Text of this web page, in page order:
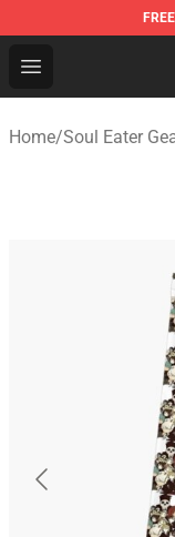
FREE
Open menu
Soul Eater
Home/Soul Eater